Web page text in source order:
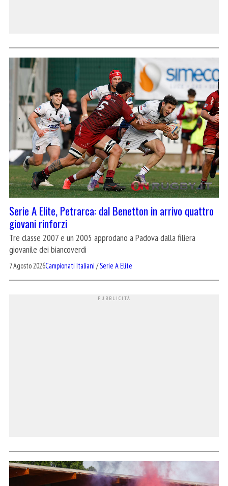
Serie A Elite, Petrarca: dal Benetton in arrivo quattro
giovani rinforzi
Tre classe 2007 e un 2005 approdano a Padova dalla filiera
giovanile dei biancoverdi
7 Agosto 2026Campionati Italiani /Serie A Elite